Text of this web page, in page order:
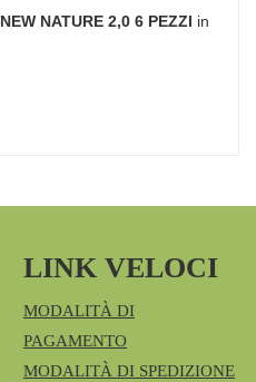
NATURE 2,0 6 PEZZI in
LINK VELOCI
MODALITÀ DI
PAGAMENTO
MODALITÀ DI SPEDIZIONE